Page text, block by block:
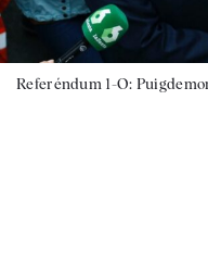
Referéndum 1-O: